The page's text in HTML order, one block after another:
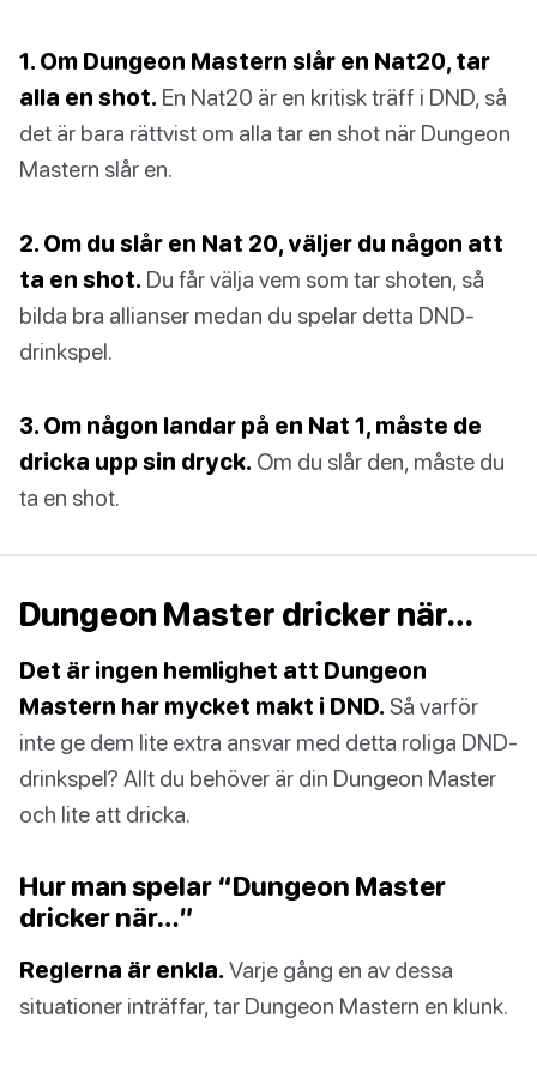
1. Om Dungeon Mastern slår en Nat20, tar
alla en shot. En Nat20 är en kritisk träff i DND, så
det är bara rättvist om alla tar en shot när Dungeon
Mastern slår en.
2. Om du slår en Nat 20, väljer du någon att
ta en shot. Du får välja vem som tar shoten, så
bilda bra allianser medan du spelar detta DND-
drinkspel.
3. Om någon landar på en Nat 1, måste de
dricka upp sin dryck. Om du slår den, måste du
ta en shot.
Dungeon Master dricker när…
Det är ingen hemlighet att Dungeon
Mastern har mycket makt i DND. Så varför
inte ge dem lite extra ansvar med detta roliga DND-
drinkspel? Allt du behöver är din Dungeon Master
och lite att dricka.
Hur man spelar “Dungeon Master
dricker när…”
Reglerna är enkla. Varje gång en av dessa
situationer inträffar, tar Dungeon Mastern en klunk.